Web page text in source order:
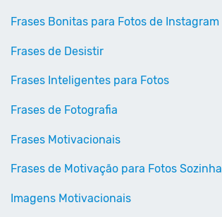
Frases Bonitas para Fotos de Instagram
Frases de Desistir
Frases Inteligentes para Fotos
Frases de Fotografia
Frases Motivacionais
Frases de Motivação para Fotos Sozinha
Imagens Motivacionais